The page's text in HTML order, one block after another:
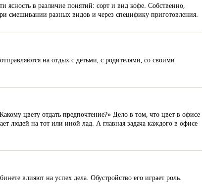
ясность в различие понятий: сорт и вид кофе. Собственно,
смешивании разных видов и через специфику приготовления.
на отдых с детьми, с родителями, со своими
цвету отдать предпочтение?» Дело в том, что цвет в офисе
людей на тот или иной лад. А главная задача каждого в офисе
влияют на успех дела. Обустройство его играет роль.